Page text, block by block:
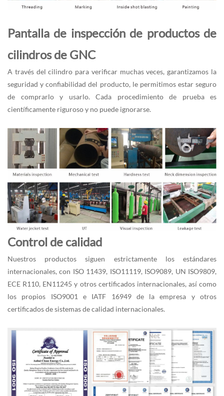
Pantalla de inspección de productos de
cilindros de GNC
A través del cilindro para verificar muchas veces, garantizamos la
seguridad y confiabilidad del producto, le permitimos estar seguro
de comprarlo y usarlo. Cada procedimiento de prueba es
científicamente riguroso y no puede ignorarse.
Control de calidad
Nuestros productos siguen estrictamente los estándares
internacionales, con ISO 11439, ISO11119, ISO9089, UN ISO9809,
ECE R110, EN11245 y otros certificados internacionales, así como
los propios ISO9001 e IATF 16949 de la empresa y otros
certificados de sistemas de calidad internacionales.